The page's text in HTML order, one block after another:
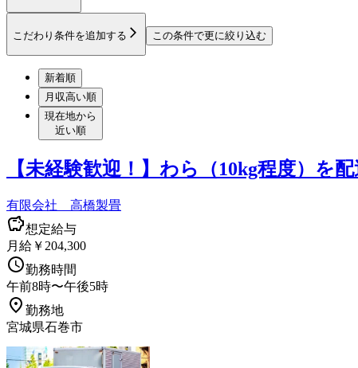
こだわり条件を追加する この条件で更に絞り込む
新着順
月収高い順
現在地から
近い順
【未経験歓迎！】わら（10kg程度）を
有限会社 高橋製畳
想定給与
月給￥204,300
勤務時間
午前8時〜午後5時
勤務地
宮城県石巻市